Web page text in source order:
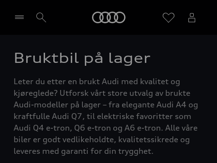
Velg forhandler
Bruktbil på lager
Leter du etter en brukt Audi med kvalitet og
kjøreglede? Utforsk vårt store utvalg av brukte
Audi-modeller på lager – fra elegante Audi A4 og
kraftfulle Audi Q7, til elektriske favoritter som
Audi Q4 e-tron, Q6 e-tron og A6 e-tron. Alle våre
biler er godt vedlikeholdte, kvalitetssikrede og
leveres med garanti for din trygghet.